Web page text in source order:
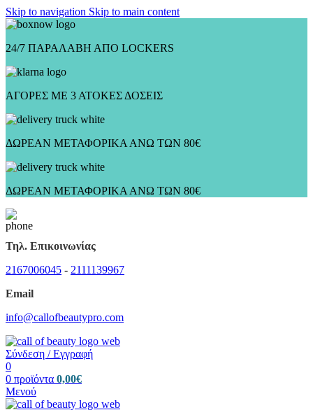
Skip to navigation Skip to main content
24/7 ΠΑΡΑΛΑΒΗ ΑΠΟ LOCKERS
ΑΓΟΡΕΣ ΜΕ 3 ΑΤΟΚΕΣ ΔΟΣΕΙΣ
ΔΩΡΕΑΝ ΜΕΤΑΦΟΡΙΚΑ ΑΝΩ ΤΩΝ 80€
ΔΩΡΕΑΝ ΜΕΤΑΦΟΡΙΚΑ ΑΝΩ ΤΩΝ 80€
Τηλ. Επικοινωνίας
2167006045 - 2111139967
Email
info@callofbeautypro.com
Σύνδεση / Εγγραφή
0
0 προϊόντα 0,00€
Μενού